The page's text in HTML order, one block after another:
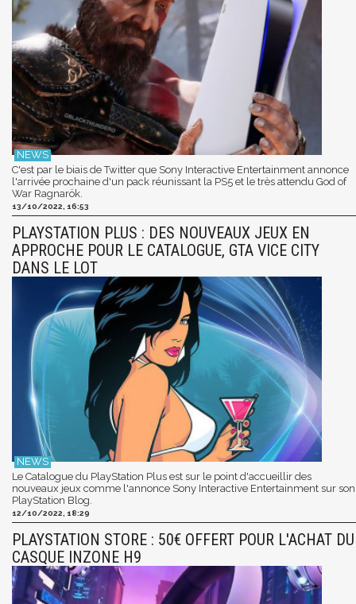
C'est par le biais de Twitter que Sony Interactive Entertainment annonce
l'arrivée prochaine d'un pack réunissant la PS5 et le très attendu God of
War Ragnarök.
13/10/2022, 16:53
PLAYSTATION PLUS : DES NOUVEAUX JEUX EN
APPROCHE POUR LE CATALOGUE, GTA VICE CITY
DANS LE LOT
Le Catalogue du PlayStation Plus est sur le point d'accueillir des
nouveaux jeux comme l'annonce Sony Interactive Entertainment sur son
PlayStation Blog.
12/10/2022, 18:29
PLAYSTATION STORE : 50€ OFFERT POUR L'ACHAT DU
CASQUE INZONE H9